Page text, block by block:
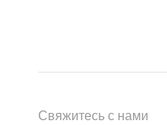
Свяжитесь с нами